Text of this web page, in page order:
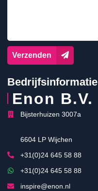
Verzenden
Bedrijfsinformatie
Enon B.V.
Bijsterhuizen 3007a
6604 LP Wijchen
+31(0)24 645 58 88
+31(0)24 645 58 88
inspire@enon.nl